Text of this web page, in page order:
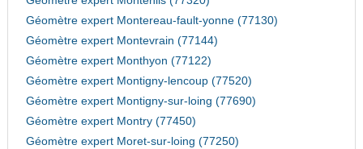
Géomètre expert Montereau-fault-yonne (77130)
Géomètre expert Montevrain (77144)
Géomètre expert Monthyon (77122)
Géomètre expert Montigny-lencoup (77520)
Géomètre expert Montigny-sur-loing (77690)
Géomètre expert Montry (77450)
Géomètre expert Moret-sur-loing (77250)